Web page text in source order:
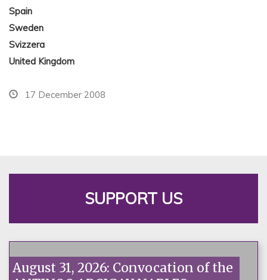
Spain
Sweden
Svizzera
United Kingdom
17 December 2008
SUPPORT US
August 31, 2026: Convocation of the